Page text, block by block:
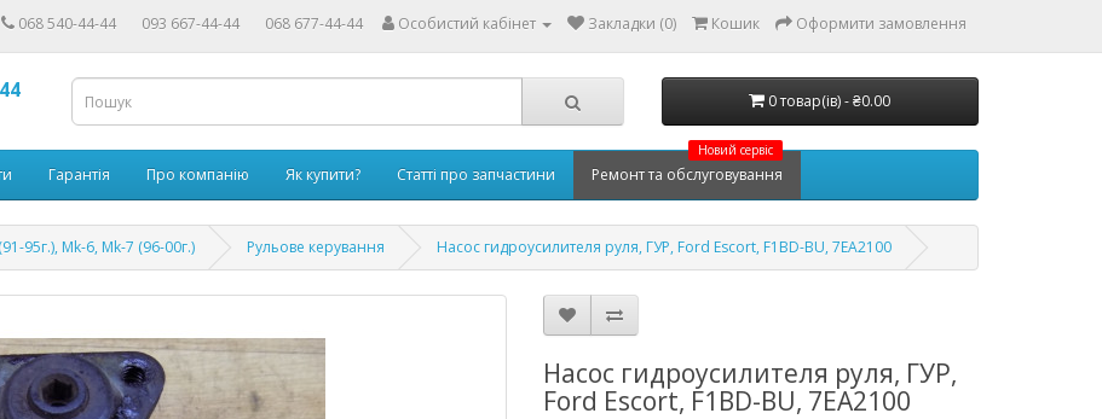
068 540-44-44 093 667-44-44 068 677-44-44 Особистий кабінет Закладки (0) Кошик Оформити замовлення
0 товар(ів) - ₴0.00
Гарантія Про компанію Як купити? Статті про запчастини
Новий сервіс
Ремонт та обслуговування
95г.), Mk-6, Mk-7 (96-00г.) Рульове керування Насос гидроусилителя руля, ГУР, Ford Escort, F1BD-BU, 7EA2100
Насос гидроусилителя руля, ГУР,
Ford Escort, F1BD-BU, 7EA2100